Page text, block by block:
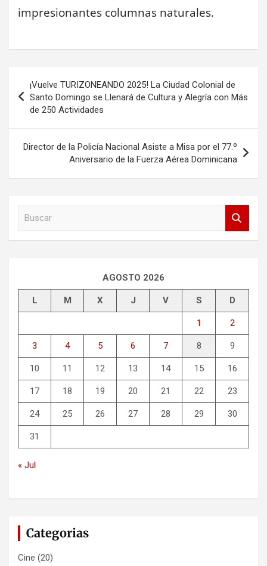
impresionantes columnas naturales.
Navegación
de
entradas
¡Vuelve TURIZONEANDO 2025! La Ciudad Colonial de
Santo Domingo se Llenará de Cultura y Alegría con Más
de 250 Actividades
Director de la Policía Nacional Asiste a Misa por el 77.º
Aniversario de la Fuerza Aérea Dominicana
AGOSTO 2026
L M X J V S D
1 2
3 4 5 6 7 8 9
10 11 12 13 14 15 16
17 18 19 20 21 22 23
24 25 26 27 28 29 30
31
« Jul
Categorias
Cine (20)